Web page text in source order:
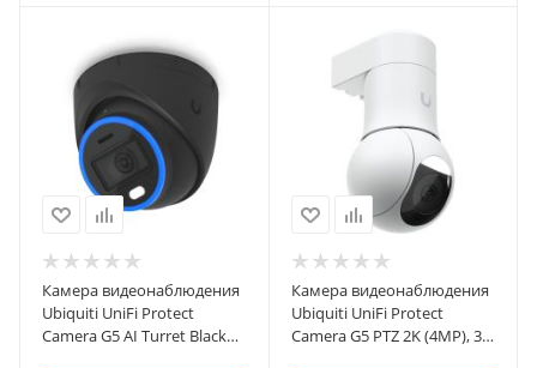
Камера видеонаблюдения
Ubiquiti UniFi Protect
Camera G5 AI Turret Black
Камера видеонаблюдения
Ubiquiti UniFi Protect
Camera G5 PTZ 2K (4MP), 30